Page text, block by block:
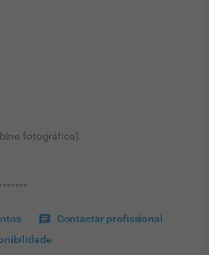
fotográfica).
Contactar profissional